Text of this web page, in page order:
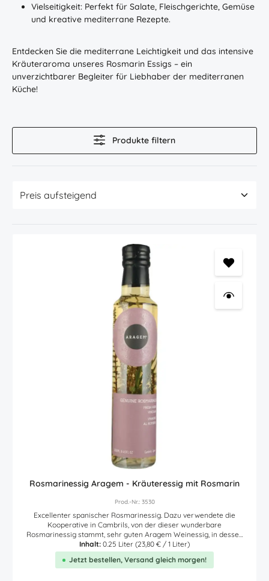
Vielseitigkeit: Perfekt für Salate, Fleischgerichte, Gemüse
und kreative mediterrane Rezepte.
Entdecken Sie die mediterrane Leichtigkeit und das intensive
Kräuteraroma unseres Rosmarin Essigs – ein
unverzichtbarer Begleiter für Liebhaber der mediterranen
Küche!
Produkte filtern
Rosmarinessig Aragem - Kräuteressig mit Rosmarin
Prod.-Nr.: 3530
Excellenter spanischer Rosmarinessig. Dazu verwendete die
Kooperative in Cambrils, von der dieser wunderbare
Rosmarinessig stammt, sehr guten Aragem Weinessig, in dessen
Flasche echter aus der Region kommender Rosmarin eingelegt
wurde. So entstand dieser unverwechselbar feine Geschmack.
Handwerklich erzeugter Rosmarinessig zum Verfeinern von
Inhalt: 0.25 Liter (23,80 € / 1 Liter)
Jetzt bestellen, Versand gleich morgen!